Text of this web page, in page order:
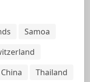
Samoa
Thailand